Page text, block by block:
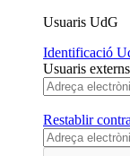
Usuaris UdG
Identificació
Usuaris externs
Restablir